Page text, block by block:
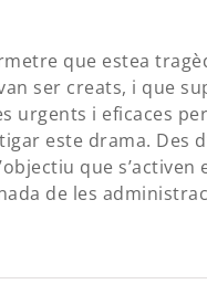
que estea
ser creats, i que
urgents i eficaces
este drama. Des
que s’activen
de les